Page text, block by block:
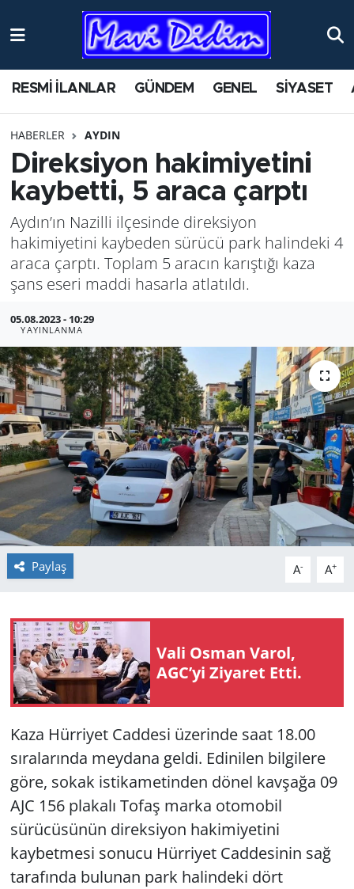
RESMİ İLANLAR GÜNDEM GENEL SİYASET
HABERLER AYDIN
Direksiyon hakimiyetini
kaybetti, 5 araca çarptı
Aydın’ın Nazilli ilçesinde direksiyon
hakimiyetini kaybeden sürücü park halindeki 4
araca çarptı. Toplam 5 aracın karıştığı kaza
şans eseri maddi hasarla atlatıldı.
05.08.2023 - 10:29
YAYINLANMA
Paylaş A- A+
Vali Osman Varol,
AGC’yi Ziyaret Etti.
Kaza Hürriyet Caddesi üzerinde saat 18.00
sıralarında meydana geldi. Edinilen bilgilere
göre, sokak istikametinden dönel kavşağa 09
AJC 156 plakalı Tofaş marka otomobil
sürücüsünün direksiyon hakimiyetini
kaybetmesi sonucu Hürriyet Caddesinin sağ
tarafında bulunan park halindeki dört
ANTİK YERLER
AYDIN
BİLİM VE TEKNOLOJİ
ÇEVRE
EĞİTİM
GENEL
GÜNDEM
HABERDE İNSAN
KÜLTÜR SANAT
MAGAZİN
POLİTİKA
RESMİ İLANLAR
SAĞLIK
SİYASET
SPOR
Yerel
Nöbetçi Eczaneler
Namaz Vakitleri
Trafik Durumu
Süper Lig Puan Durumu ve Fikstür
Tüm Manşetler
Haber Arşivi